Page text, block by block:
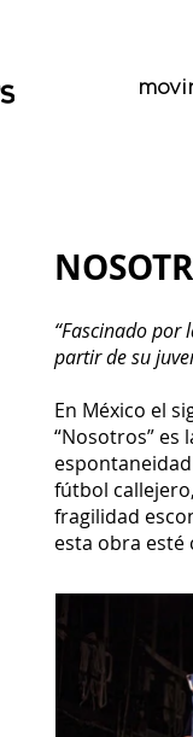
“Fascinado por
partir de su
En México el
“Nosotros” es
fútbol
fragilidad
esta obra esté